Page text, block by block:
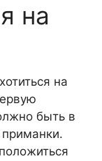
на
на
быть в
приманки.